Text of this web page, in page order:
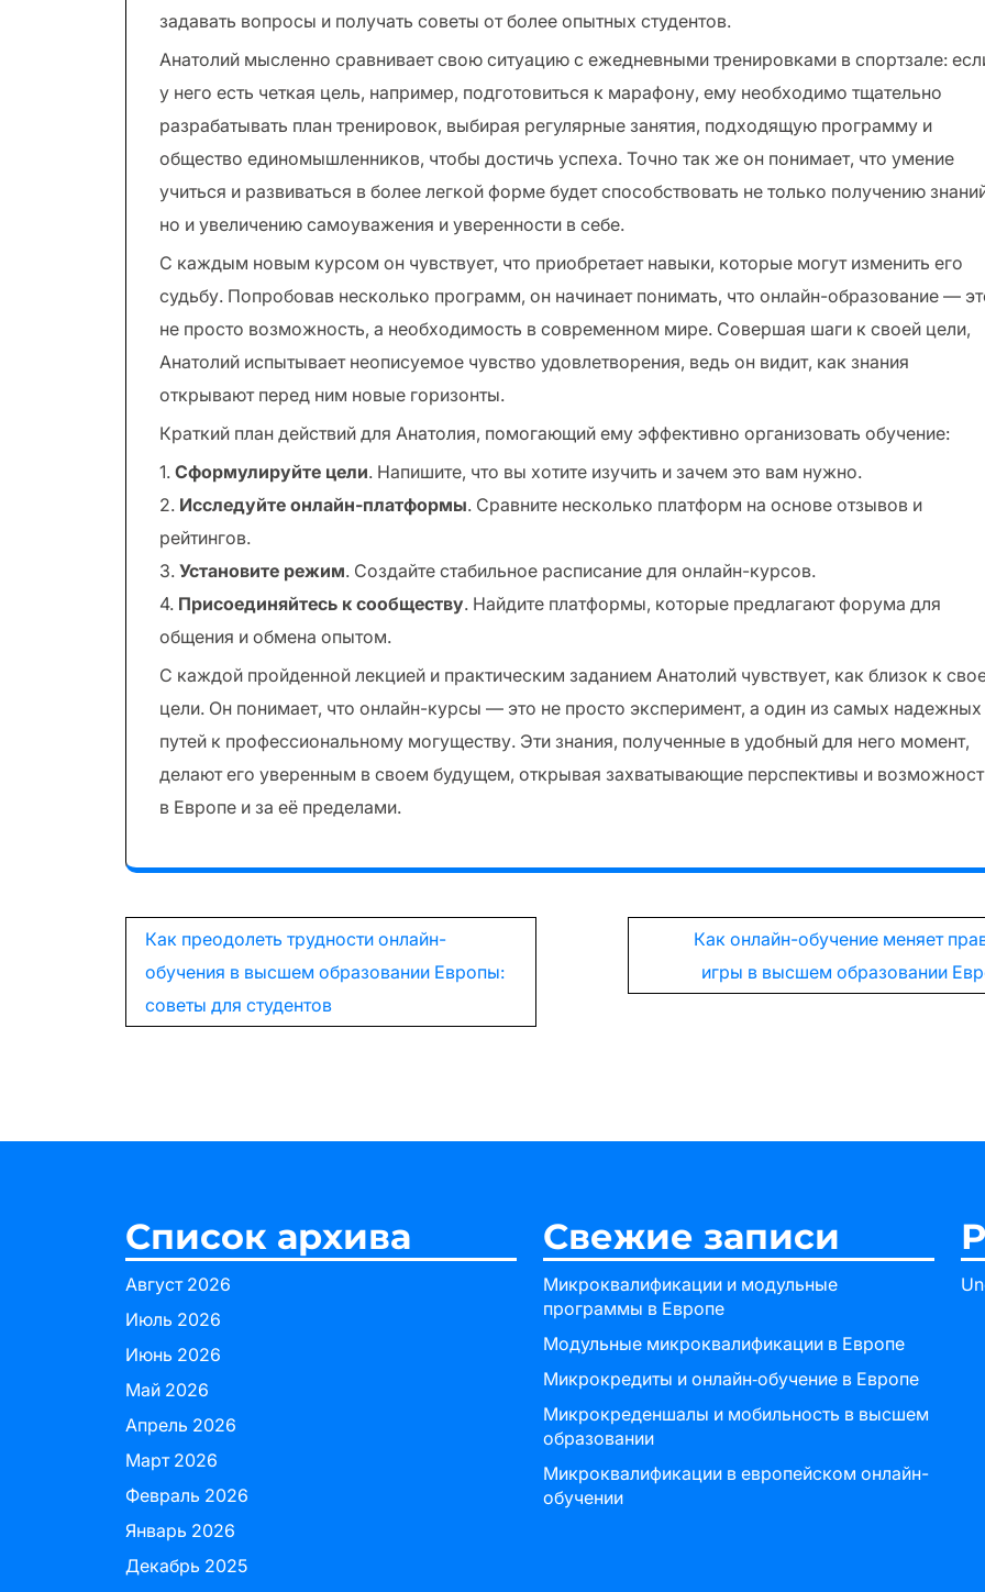
задавать вопросы и получать советы от более опытных студентов.
Анатолий мысленно сравнивает свою ситуацию с ежедневными тренировками в спортзале:
у него есть четкая цель, например, подготовиться к марафону, ему необходимо тщательно
разрабатывать план тренировок, выбирая регулярные занятия, подходящую программу и
общество единомышленников, чтобы достичь успеха. Точно так же он понимает, что умение
учиться и развиваться в более легкой форме будет способствовать не только получению
но и увеличению самоуважения и уверенности в себе.
С каждым новым курсом он чувствует, что приобретает навыки, которые могут изменить его
судьбу. Попробовав несколько программ, он начинает понимать, что онлайн-образование —
не просто возможность, а необходимость в современном мире. Совершая шаги к своей цели,
Анатолий испытывает неописуемое чувство удовлетворения, ведь он видит, как знания
открывают перед ним новые горизонты.
Краткий план действий для Анатолия, помогающий ему эффективно организовать обучение:
1. Сформулируйте цели. Напишите, что вы хотите изучить и зачем это вам нужно.
2. Исследуйте онлайн-платформы. Сравните несколько платформ на основе отзывов и
рейтингов.
3. Установите режим. Создайте стабильное расписание для онлайн-курсов.
4. Присоединяйтесь к сообществу. Найдите платформы, которые предлагают форума для
общения и обмена опытом.
С каждой пройденной лекцией и практическим заданием Анатолий чувствует, как близок к
цели. Он понимает, что онлайн-курсы — это не просто эксперимент, а один из самых надежных
путей к профессиональному могуществу. Эти знания, полученные в удобный для него момент,
делают его уверенным в своем будущем, открывая захватывающие перспективы и
в Европе и за её пределами.
Навигация
по
записям
Как преодолеть трудности онлайн-
обучения в высшем образовании Европы:
советы для студентов
Как онлайн-обучение меняет
игры в высшем образовании
Список архива
Август 2026
Июль 2026
Июнь 2026
Май 2026
Апрель 2026
Март 2026
Февраль 2026
Январь 2026
Декабрь 2025
Свежие записи
Микроквалификации и модульные
программы в Европе
Модульные микроквалификации в Европе
Микрокредиты и онлайн‑обучение в Европе
Микрокреденшалы и мобильность в высшем
образовании
Микроквалификации в европейском онлайн-
обучении